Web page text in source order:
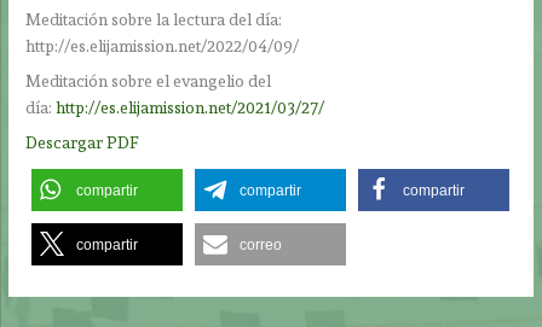
Meditación sobre la lectura del día:
http://es.elijamission.net/2022/04/09/
Meditación sobre el evangelio del
día:http://es.elijamission.net/2021/03/27/
Descargar PDF
compartir compartir compartir
compartir correo